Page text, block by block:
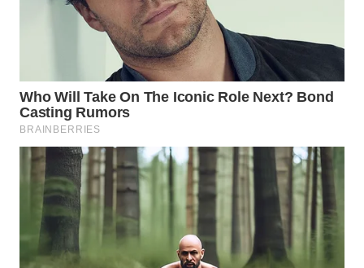
TAPANULI
SAMOSIR
WN
PADANG
LAWAS
WN
SUMEDANG